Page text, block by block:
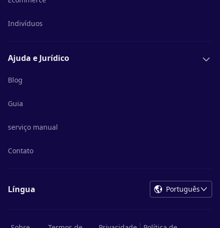
Indivíduos
Ajuda e Jurídico
Blog
Guia
serviço manual
Contato
Língua Português